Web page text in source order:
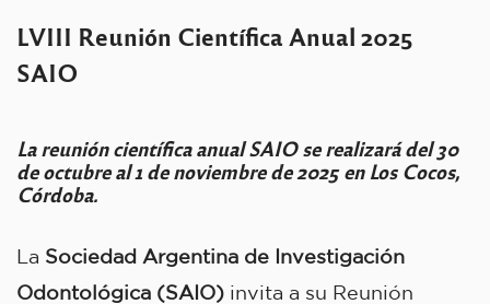
LVIII Reunión Científica Anual 2025
SAIO
La reunión científica anual SAIO se realizará del 30
de octubre al 1 de noviembre de 2025 en Los Cocos,
Córdoba.
La Sociedad Argentina de Investigación
Odontológica (SAIO) invita a su Reunión